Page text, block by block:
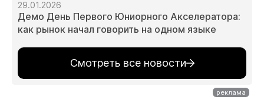
29.01.2026
Демо День Первого Юниорного Акселератора:
как рынок начал говорить на одном языке
Смотреть все новости